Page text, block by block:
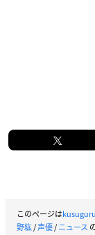
このページは
野紘/声優/ニュース